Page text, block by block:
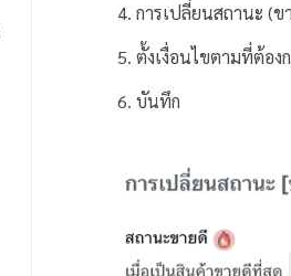
การเปลี่ยนสถานะ (ข
ตั้งเงื่อนไขตามที่ต้อง
บันทึก